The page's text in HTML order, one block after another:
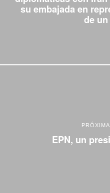
su embajada en
de
EPN, un